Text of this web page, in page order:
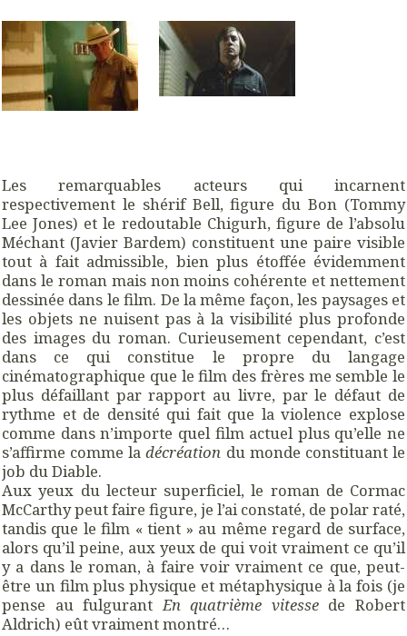
Les remarquables acteurs qui incarnent
respectivement le shérif Bell, figure du Bon (Tommy
Lee Jones) et le redoutable Chigurh, figure de l’absolu
Méchant (Javier Bardem) constituent une paire visible
tout à fait admissible, bien plus étoffée évidemment
dans le roman mais non moins cohérente et nettement
dessinée dans le film. De la même façon, les paysages et
les objets ne nuisent pas à la visibilité plus profonde
des images du roman. Curieusement cependant, c’est
dans ce qui constitue le propre du langage
cinématographique que le film des frères me semble le
plus défaillant par rapport au livre, par le défaut de
rythme et de densité qui fait que la violence explose
comme dans n’importe quel film actuel plus qu’elle ne
s’affirme comme ladécréation du monde constituant le
job du Diable.
Aux yeux du lecteur superficiel, le roman de Cormac
McCarthy peut faire figure, je l’ai constaté, de polar raté,
tandis que le film « tient » au même regard de surface,
alors qu’il peine, aux yeux de qui voit vraiment ce qu’il
y a dans le roman, à faire voir vraiment ce que, peut-
être un film plus physique et métaphysique à la fois (je
pense au fulgurantEn quatrième vitessede Robert
Aldrich) eût vraiment montré…